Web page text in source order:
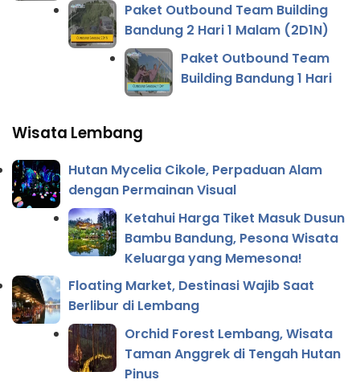
Paket Outbound Team Building
Bandung 2 Hari 1 Malam (2D1N)
Paket Outbound Team
Building Bandung 1 Hari
Wisata Lembang
Hutan Mycelia Cikole, Perpaduan Alam
dengan Permainan Visual
Ketahui Harga Tiket Masuk Dusun
Bambu Bandung, Pesona Wisata
Keluarga yang Memesona!
Floating Market, Destinasi Wajib Saat
Berlibur di Lembang
Orchid Forest Lembang, Wisata
Taman Anggrek di Tengah Hutan
Pinus